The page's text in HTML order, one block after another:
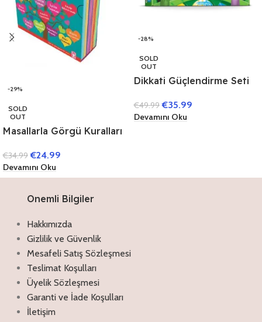
-29%
SOLD
OUT
Masallarla Görgü Kuralları
€34.99 €24.99
Devamını Oku
-28%
SOLD
OUT
Dikkati Güçlendirme Seti
€49.99 €35.99
Devamını Oku
Onemli Bilgiler
Hakkımızda
Gizlilik ve Güvenlik
Mesafeli Satış Sözleşmesi
Teslimat Koşulları
Üyelik Sözleşmesi
Garanti ve İade Koşulları
İletişim